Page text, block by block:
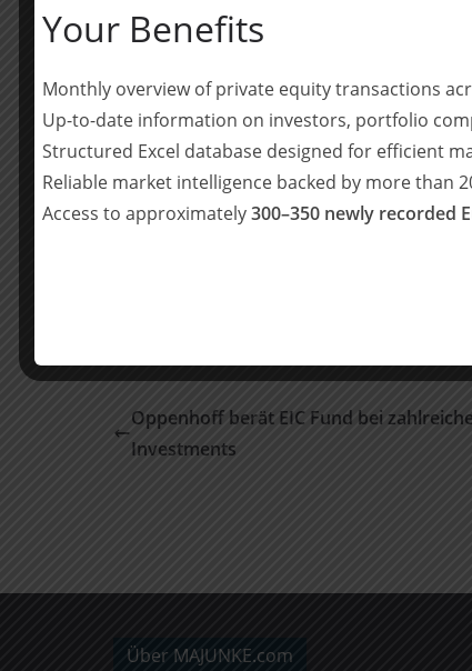
Dr. Michael Inhester (Partner, M&A/
Adalbert Makos (Counsel,
Andreas Kühnert, LL.M. (Counsel,
Dr. Nico Fischer (Partner, Steuerrecht,
Dr. Manuel Nickel (Associate,
Team17 wurde von Addleshaw Goddard LLP
Oppenhoff berät EIC Fund bei
Investments
Über MAJUNKE.com
Your Benefits
Monthly overview of private equity transactions
Up-to-date information on investors, portfolio
Structured Excel database designed for efficient
Reliable market intelligence backed by more than
Access to approximately300–350 newly recorded